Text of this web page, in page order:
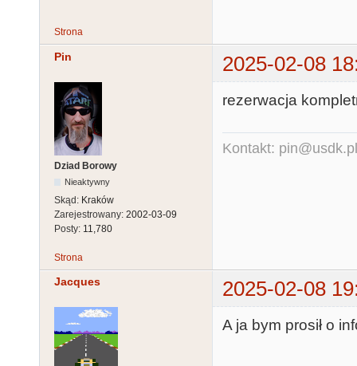
Strona
Pin 2025-02-08
Dziad Borowy
Nieaktywny
Skąd: Kraków
Zarejestrowany: 2002-03-09
Posty: 11,780
rezerwacja
Kontakt: pin@usdk.pl
Strona
Jacques 2025-02-08
A ja bym prosił o